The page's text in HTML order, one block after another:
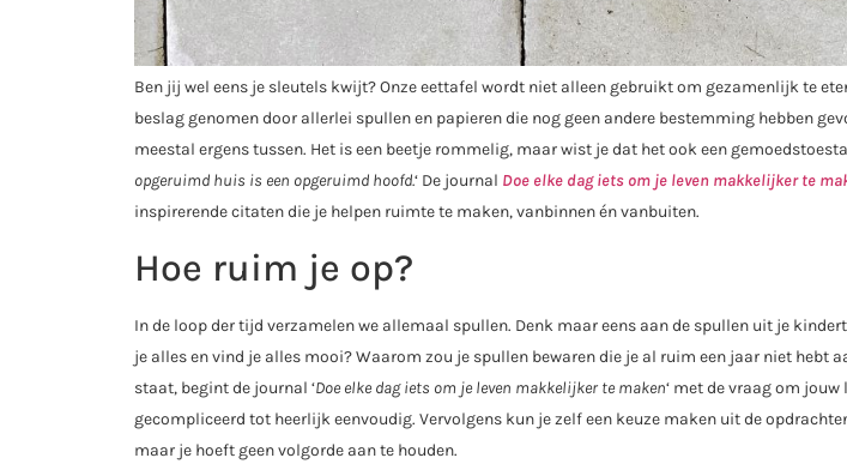
Ben jij wel eens je sleutels kwijt? Onze eettafel wordt niet alleen gebruikt om gezamenlijk te
beslag genomen door allerlei spullen en papieren die nog geen andere bestemming hebben
meestal ergens tussen. Het is een beetje rommelig, maar wist je dat het ook een
opgeruimd huis is een opgeruimd hoofd.‘ De journal Doe elke dag iets om je leven makkelijker te
inspirerende citaten die je helpen ruimte te maken, vanbinnen én vanbuiten.
Hoe ruim je op?
In de loop der tijd verzamelen we allemaal spullen. Denk maar eens aan de spullen uit je
je alles en vind je alles mooi? Waarom zou je spullen bewaren die je al ruim een jaar niet hebt
staat, begint de journal ‘Doe elke dag iets om je leven makkelijker te maken‘ met de vraag om jouw
gecompliceerd tot heerlijk eenvoudig. Vervolgens kun je zelf een keuze maken uit de
maar je hoeft geen volgorde aan te houden.